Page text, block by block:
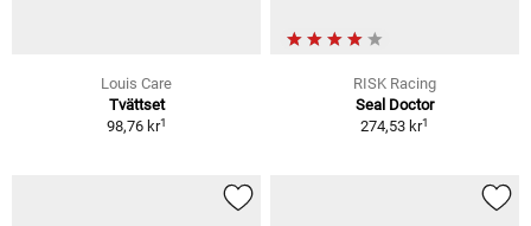
Louis Care
Tvättset
98,76 kr1
RISK Racing
Seal Doctor
274,53 kr1